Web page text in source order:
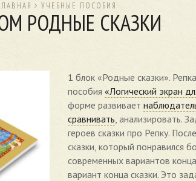
УЧЕБНЫЕ ПОСОБИЯ
РОДНЫЕ СКАЗКИ
1 блок «Родные сказки».
пособия «Логический экран
форме развивает
сравнивать , анализировать.
героев сказки про Репку.
сказки, который понравился
современных вариантов
вариант конца сказки. Это